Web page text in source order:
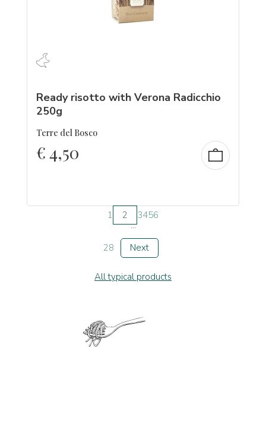
Ready risotto with Verona Radicchio
250g
Terre del Bosco
€4,50
1 2 3456
...
28
Next
All typical products